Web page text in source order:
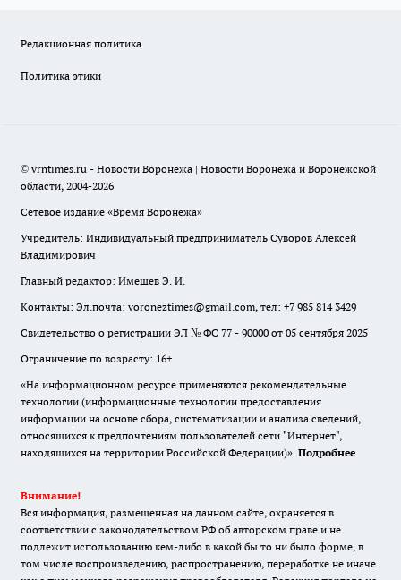
Редакционная политика
Политика этики
© vrntimes.ru - Новости Воронежа | Новости Воронежа и Воронежской
области, 2004-2026
Сетевое издание «Время Воронежа»
Учредитель: Индивидуальный предприниматель Суворов Алексей
Владимирович
Главный редактор: Имешев Э. И.
Контакты: Эл.почта: voroneztimes@gmail.com, тел: +7 985 814 3429
Свидетельство о регистрации ЭЛ № ФС 77 - 90000 от 05 сентября 2025
Ограничение по возрасту: 16+
«На информационном ресурсе применяются рекомендательные
технологии (информационные технологии предоставления
информации на основе сбора, систематизации и анализа сведений,
относящихся к предпочтениям пользователей сети "Интернет",
находящихся на территории Российской Федерации)». Подробнее
Внимание!
Вся информация, размещенная на данном сайте, охраняется в
соответствии с законодательством РФ об авторском праве и не
подлежит использованию кем-либо в какой бы то ни было форме, в
том числе воспроизведению, распространению, переработке не иначе